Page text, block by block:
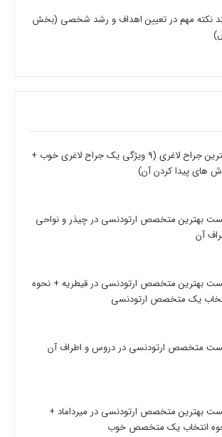
نکته مهم در تعیین اهداف و رشد شخصی (بخش
بهترین جراح لاغری (9 ویژگی یک جراح لاغری خوب +
های پیدا کردن آن)
بهترین متخصص ارتودنسی در چیذر و نواحی
آن
بهترین متخصص ارتودنسی در قیطریه + نحوه
یک متخصص ارتودنسی
متخصص ارتودنسی در دروس و اطراف آن
بهترین متخصص ارتودنسی در میرداماد +
انتخاب یک متخصص خوب